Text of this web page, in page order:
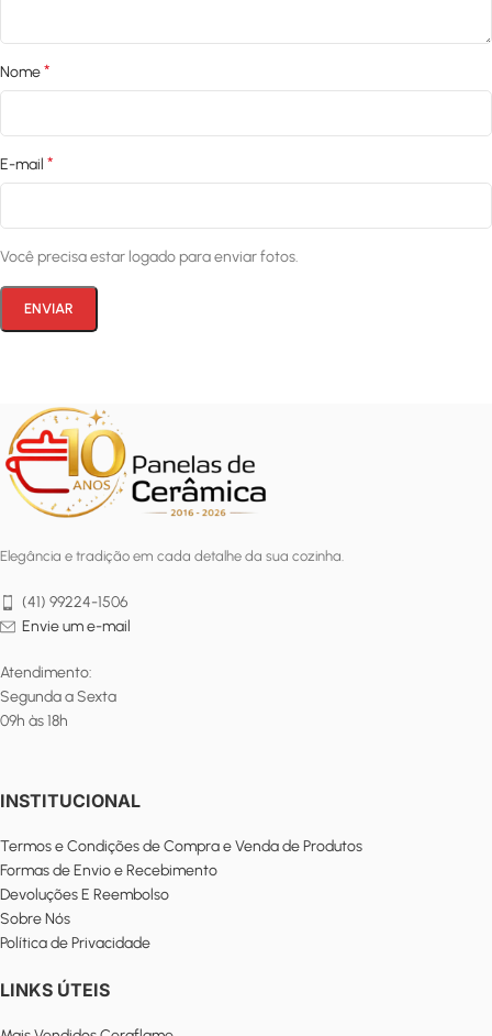
Nome*
E-mail *
Você precisa estar logado para enviar fotos.
Elegância e tradição em cada detalhe da sua cozinha.
(41) 99224-1506
Envie um e-mail
Atendimento:
Segunda a Sexta
09h às 18h
INSTITUCIONAL
Termos e Condições de Compra e Venda de Produtos
Formas de Envio e Recebimento
Devoluções E Reembolso
Sobre Nós
Política de Privacidade
LINKS ÚTEIS